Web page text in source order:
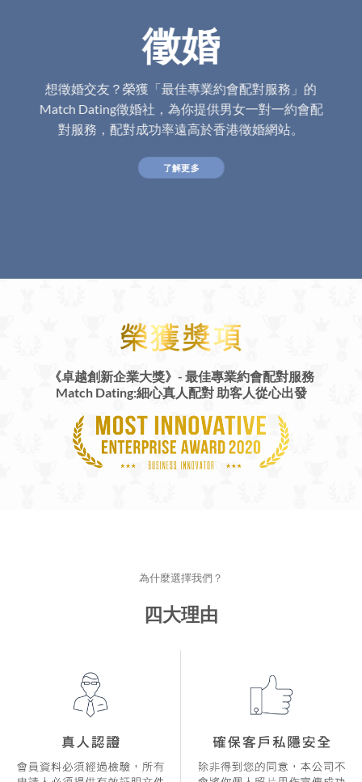
徵婚
想徵婚交友？榮獲「最佳專業約會配對服務」的
Match Dating徵婚社，為你提供男女一對一約會配
對服務，配對成功率遠高於香港徵婚網站。
了解更多
《卓越創新企業大獎》- 最佳專業約會配對服務
Match Dating:細心真人配對 助客人從心出發
為什麼選擇我們？
四大理由